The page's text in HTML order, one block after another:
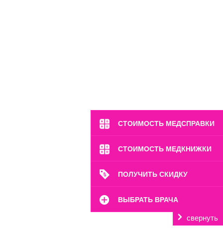
СТОИМОСТЬ МЕДСПРАВКИ
СТОИМОСТЬ МЕДКНИЖКИ
ПОЛУЧИТЬ СКИДКУ
ВЫБРАТЬ ВРАЧА
свернуть